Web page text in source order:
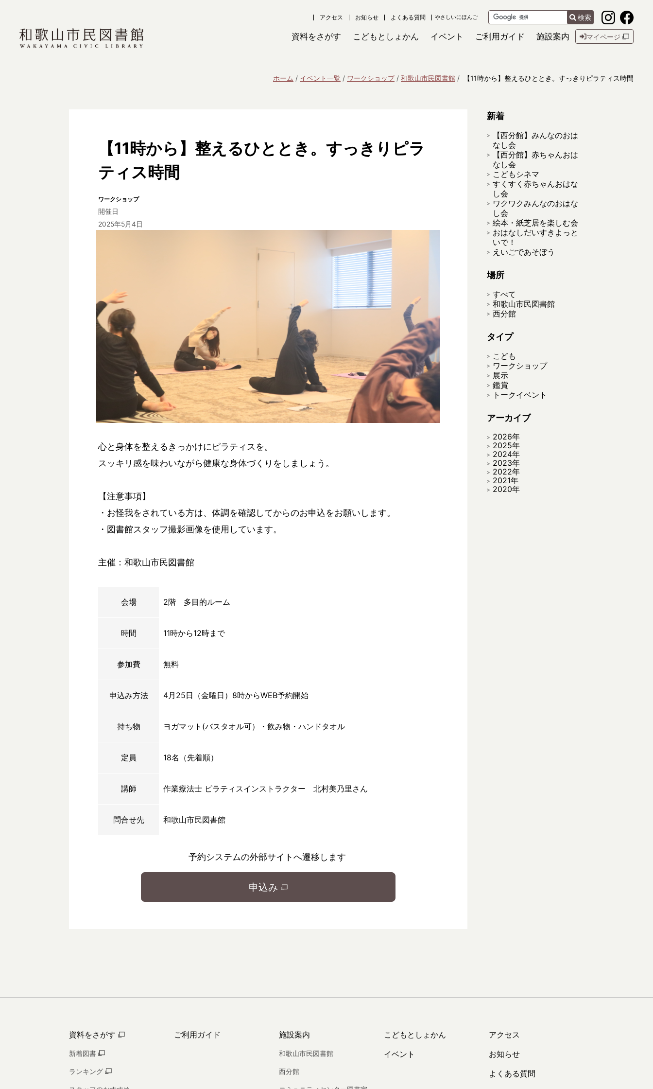
アクセス お知らせ よくある質問 やさしいにほんご 検索
資料をさがす こどもとしょかん イベント ご利用ガイド 施設案内 マイページ
ホーム イベント一覧 ワークショップ 和歌山市民図書館 【11時から】整えるひととき。すっきりピラティス時間
【11時から】整えるひととき。すっきりピラ
ティス時間
ワークショップ
開催日
2025年5月4日
心と身体を整えるきっかけにピラティスを。
スッキリ感を味わいながら健康な身体づくりをしましょう。
【注意事項】
・お怪我をされている方は、体調を確認してからのお申込をお願いします。
・図書館スタッフ撮影画像を使用しています。
主催：和歌山市民図書館
会場 2階 多目的ルーム
時間 11時から12時まで
参加費 無料
申込み方法 4月25日（金曜日）8時からWEB予約開始
持ち物 ヨガマット(バスタオル可）・飲み物・ハンドタオル
定員 18名（先着順）
講師 作業療法士 ピラティスインストラクター 北村美乃里さん
問合せ先 和歌山市民図書館
予約システムの外部サイトへ遷移します
申込み
新着
【西分館】みんなのおは
なし会
【西分館】赤ちゃんおは
なし会
こどもシネマ
すくすく赤ちゃんおはな
し会
ワクワクみんなのおはな
し会
絵本・紙芝居を楽しむ会
おはなしだいすきよっと
いで！
えいごであそぼう
場所
すべて
和歌山市民図書館
西分館
タイプ
こども
ワークショップ
展示
鑑賞
トークイベント
アーカイブ
2026年
2025年
2024年
2023年
2022年
2021年
2020年
資料をさがす
新着図書
ランキング
ご利用ガイド 施設案内
和歌山市民図書館
西分館
こどもとしょかん
イベント
アクセス
お知らせ
よくある質問